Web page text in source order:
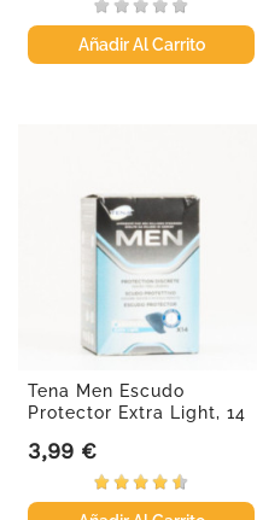
Añadir Al Carrito
Tena Men Escudo
Protector Extra Light, 14
Precio
3,99 €